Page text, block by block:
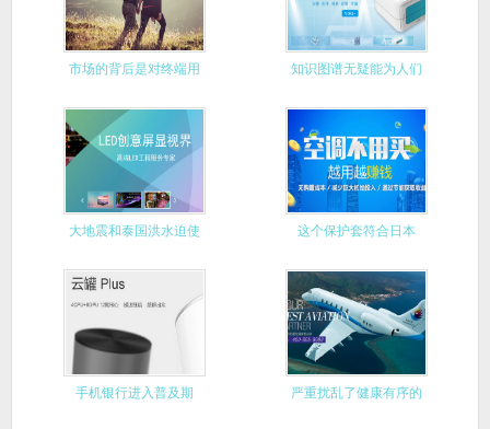
市场的背后是对终端用 知识图谱无疑能为人们
大地震和泰国洪水迫使 这个保护套符合日本
手机银行进入普及期 严重扰乱了健康有序的